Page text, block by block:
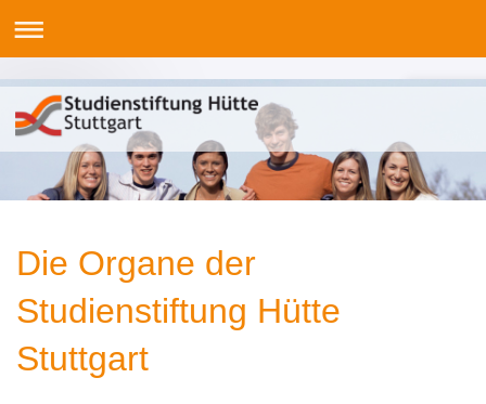
Die Organe der
Studienstiftung Hütte
Stuttgart